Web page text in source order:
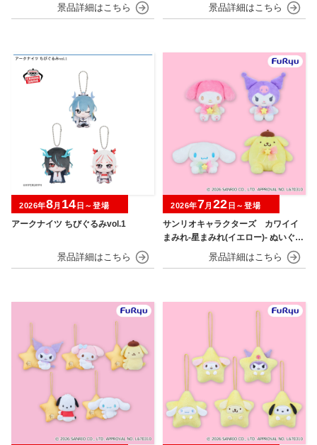
アークナイツ ちびぐるみvol.1
2026年8月 14 日～登場
サンリオキャラクターズ カワイイ
まみれ-星まみれ(イエロー)- ぬいぐる
2026年7月 22 日～登場